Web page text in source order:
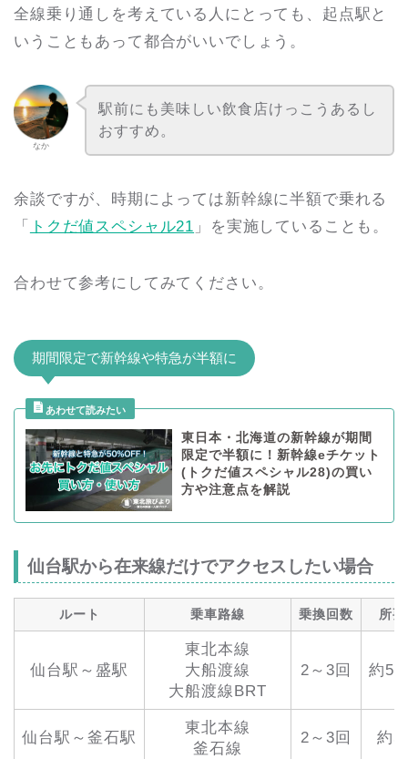
全線乗り通しを考えている人にとっても、起点駅と
いうこともあって都合がいいでしょう。
なか
駅前にも美味しい飲食店けっこうあるし
おすすめ。
余談ですが、時期によっては新幹線に半額で乗れる
「
トクだ値スペシャル21 」を実施していることも。
合わせて参考にしてみてください。
期間限定で新幹線や特急が半額に
東日本・北海道の新幹線が期間
限定で半額に！新幹線eチケット
(トクだ値スペシャル28)の買い
方や注意点を解説
仙台駅から在来線だけでアクセスしたい場合
ルート 乗車路線 乗換回数 所
仙台駅～盛駅
東北本線
大船渡線
大船渡線BRT
2～3回 約5
仙台駅～釜石駅
東北本線
釜石線
2～3回 約5